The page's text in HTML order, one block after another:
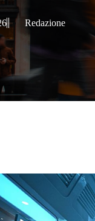
Redazione